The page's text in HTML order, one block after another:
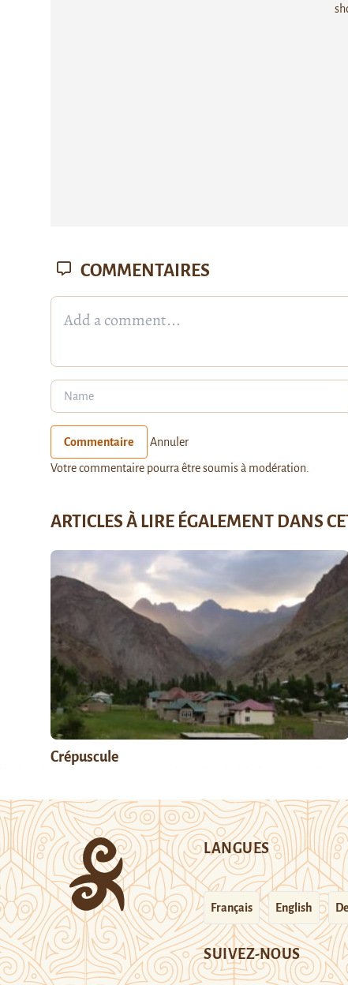
COMMENTAIRES
Commentaire Annuler
Votre commentaire pourra être soumis à modération.
ARTICLES À LIRE ÉGALEMENT DANS
Crépuscule
LANGUES
Français English
SUIVEZ-NOUS